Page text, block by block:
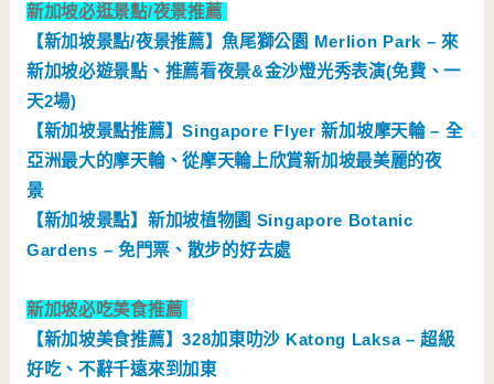
新加坡必逛景點/夜景推薦
【新加坡景點/夜景推薦】魚尾獅公園 Merlion Park – 來
新加坡必遊景點、推薦看夜景&金沙燈光秀表演(免費、一
天2場)
【新加坡景點推薦】Singapore Flyer 新加坡摩天輪 – 全
亞洲最大的摩天輪、從摩天輪上欣賞新加坡最美麗的夜
景
【新加坡景點】新加坡植物園 Singapore Botanic
Gardens – 免門票、散步的好去處
新加坡必吃美食推薦
【新加坡美食推薦】328加東叻沙 Katong Laksa – 超級
好吃、不辭千遠來到加東